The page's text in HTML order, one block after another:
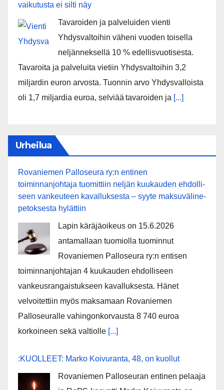
vaikutusta ei silti näy
Tavaroiden ja palveluiden vienti
Yhdysvaltoihin väheni vuoden toisella
neljänneksellä 10 % edellisvuotisesta.
Tavaroita ja palveluita vietiin Yhdysvaltoihin 3,2
miljardin euron arvosta. Tuonnin arvo Yhdysvalloista
oli 1,7 miljardia euroa, selviää tavaroiden ja [...]
Urheilua
Rovaniemen Palloseura ry:n entinen
toiminnanjohtaja tuo­mit­tiin neljän kuu­kau­den eh­dol­li­
seen van­keu­teen ka­val­luk­ses­ta – syyte mak­su­vä­li­ne­
pe­tok­ses­ta hy­lät­tiin
Lapin käräjäoikeus on 15.6.2026
antamallaan tuomiolla tuominnut
Rovaniemen Palloseura ry:n entisen
toiminnanjohtajan 4 kuukauden ehdolliseen
vankeusrangaistukseen kavalluksesta. Hänet
velvoitettiin myös maksamaan Rovaniemen
Palloseuralle vahingonkorvausta 8 740 euroa
korkoineen sekä valtiolle [...]
:KUOLLEET: Marko Koivuranta, 48, on kuollut
Rovaniemen Palloseuran entinen pelaaja